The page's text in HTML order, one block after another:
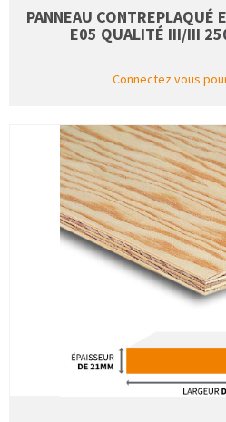
PANNEAU CONTREPLAQUÉ
E05 QUALITÉ III/III
Connectez vous